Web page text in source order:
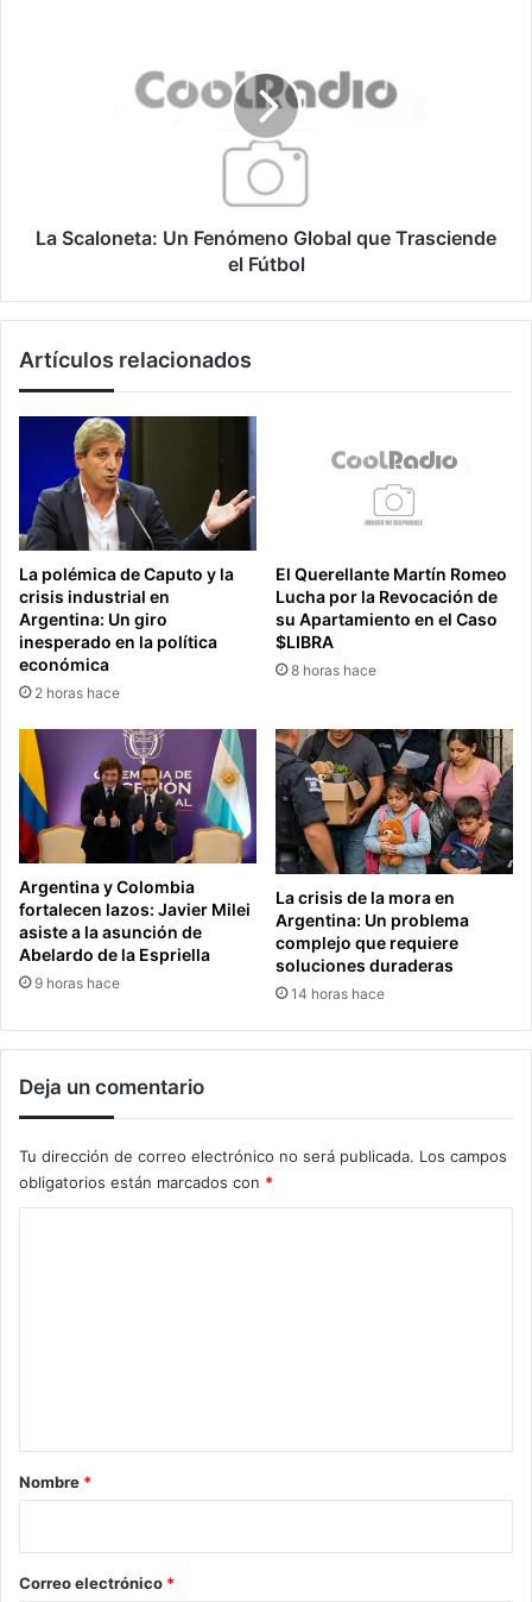
La Scaloneta: Un Fenómeno Global que Trasciende
el Fútbol
Artículos relacionados
La polémica de Caputo y la
crisis industrial en
Argentina: Un giro
inesperado en la política
económica
2 horas hace
El Querellante Martín Romeo
Lucha por la Revocación de
su Apartamiento en el Caso
$LIBRA
8 horas hace
Argentina y Colombia
fortalecen lazos: Javier Milei
asiste a la asunción de
Abelardo de la Espriella
9 horas hace
La crisis de la mora en
Argentina: Un problema
complejo que requiere
soluciones duraderas
14 horas hace
Deja un comentario
Tu dirección de correo electrónico no será publicada. Los campos
obligatorios están marcados con *
r
*
Nombre *
Correo electrónico *